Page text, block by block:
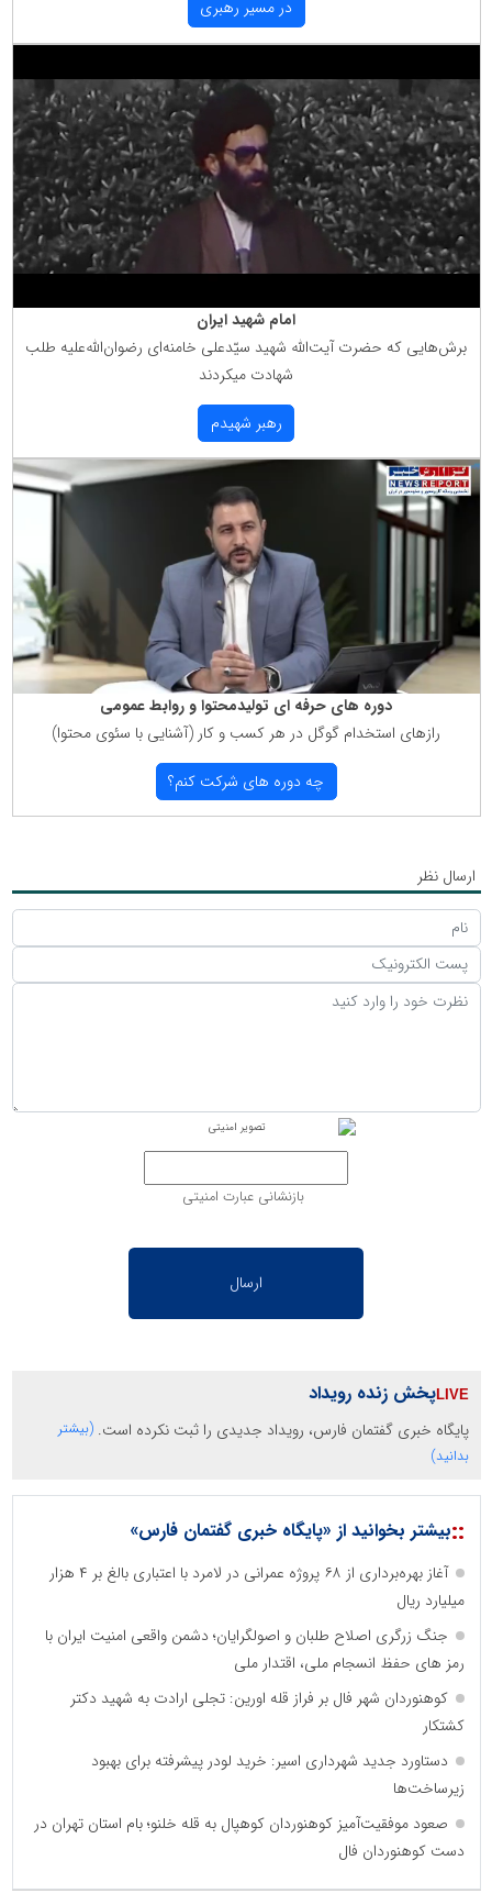
در مسیر رهبری
امام شهید ایران
برش‌هایی كه حضرت آیت‌الله شهید سیّدعلی خامنه‌ای رضوان‌الله‌علیه طلب
شهادت میكردند
رهبر شهیدم
دوره های حرفه ای تولیدمحتوا و روابط عمومی
رازهای استخدام گوگل در هر كسب و كار (آشنایی با سئوی محتوا)
چه دوره های شركت كنم؟
ارسال نظر
بازنشانی عبارت امنیتی
پخش زنده رویداد
پایگاه خبری گفتمان فارس، رویداد جدیدی را ثبت نکرده است. (بیشتر
بدانید)
::بیشتر بخوانید از «پایگاه خبری گفتمان فارس»
آغاز بهره‌برداری از ۶۸ پروژه عمرانی در لامرد با اعتباری بالغ بر ۴ هزار
میلیارد ریال
جنگ زرگری اصلاح طلبان و اصولگرایان؛ دشمن واقعی امنیت ایران با
رمز های حفظ انسجام ملی، اقتدار ملی
کوهنوردان شهر فال بر فراز قله اورین: تجلی ارادت به شهید دکتر
کشتکار
دستاورد جدید شهرداری اسیر: خرید لودر پیشرفته برای بهبود
زیرساخت‌ها
صعود موفقیت‌آمیز کوهنوردان کوهپال به قله خلنو؛ بام استان تهران در
دست کوهنوردان فال